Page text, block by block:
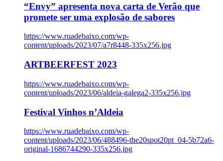
“Envy” apresenta nova carta de Verão que
promete ser uma explosão de sabores
https://www.ruadebaixo.com/wp-
content/uploads/2023/07/a7r8448-335x256.jpg
ARTBEERFEST 2023
https://www.ruadebaixo.com/wp-
content/uploads/2023/06/aldeia-galega2-335x256.jpg
Festival Vinhos n’Aldeia
https://www.ruadebaixo.com/wp-
content/uploads/2023/06/488496-the20spot20pt_04-5b72a6-
original-1686744290-335x256.jpg